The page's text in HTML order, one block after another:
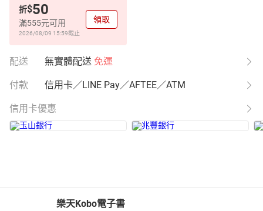
折$50
滿555元可用
2026/08/09 15:59截止
領取
配送 無實體配送 免運
付款 信用卡／LINE Pay／AFTEE／ATM
信用卡優惠
樂天Kobo電子書